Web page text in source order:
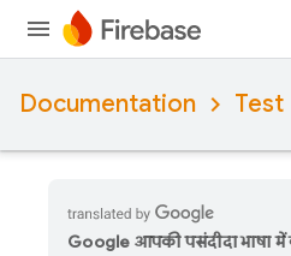
Documentation Test
Google आपकी पसंदीदा भाषा